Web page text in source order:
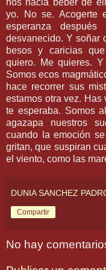
yo. No se. Acogerte
esperanza
desvanecido. Y soñar
besos y caricias
quiero. Me quieres.
Somos ecos
hace recorrer sus
estamos otra vez.
te esperaba. Somos
agazapa nuestros
cuando la emoción
gritan, que suspiran
el viento, como las
DUNIA SANCHEZ
Compartir
No hay